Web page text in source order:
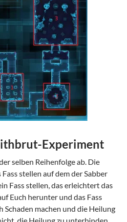
Experiment
selben Reihenfolge ab. Die
stellen auf dem der Sabber
Fass stellen, das erleichtert das
Euch herunter und das Fass
machen und die Heilung